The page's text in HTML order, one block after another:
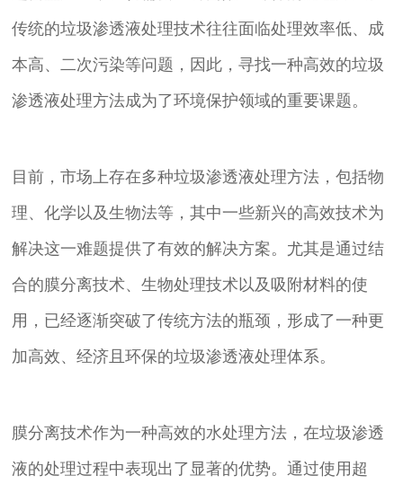
传统的垃圾渗透液处理技术往往面临处理效率低、成
本高、二次污染等问题，因此，寻找一种高效的垃圾
渗透液处理方法成为了环境保护领域的重要课题。
目前，市场上存在多种垃圾渗透液处理方法，包括物
理、化学以及生物法等，其中一些新兴的高效技术为
解决这一难题提供了有效的解决方案。尤其是通过结
合的膜分离技术、生物处理技术以及吸附材料的使
用，已经逐渐突破了传统方法的瓶颈，形成了一种更
加高效、经济且环保的垃圾渗透液处理体系。
膜分离技术作为一种高效的水处理方法，在垃圾渗透
液的处理过程中表现出了显著的优势。通过使用超